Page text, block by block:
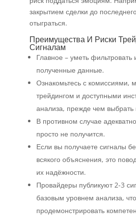
закрытием сделки до
отыграться.
Преимущества И Риски
Сигналам
Главное – уметь фильтровать
полученные данные.
Ознакомьтесь с комиссиями,
трейдингом и доступными
анализа, прежде чем
В противном случае
просто не получится.
Если вы получаете сигналы
всякого объяснения, это
их надёжности.
Провайдеры публикуют 2-3
базовым уровнем анализа,
продемонстрировать